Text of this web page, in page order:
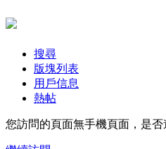
搜尋
版塊列表
用戶信息
熱帖
您訪問的頁面無手機頁面，是否